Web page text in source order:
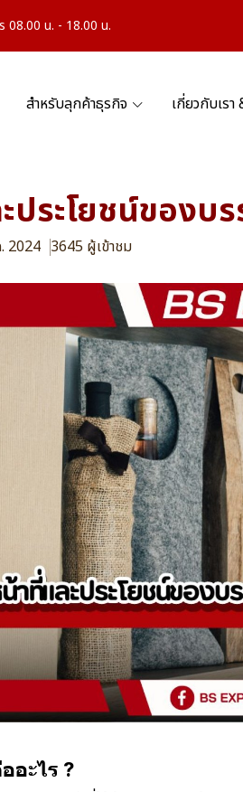
08.00 น. - 18.00 น.
สำหรับลุกค้าธุรกิจ เกี่ยวกับเรา
ประโยชน์ของบ
2024 3645 ผู้เข้าชม
ะไร ?